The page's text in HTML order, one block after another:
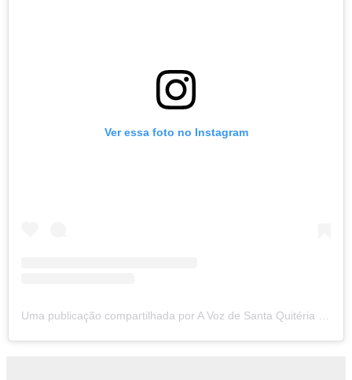
Ver essa foto no Instagram